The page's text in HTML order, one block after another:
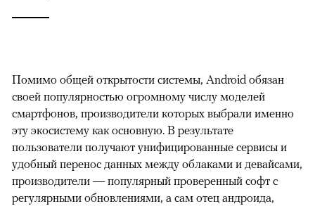
Помимо общей открытости системы, Android обязан
своей популярностью огромному числу моделей
смартфонов, производители которых выбрали именно
эту экосистему как основную. В результате
пользователи получают унифицированные сервисы и
удобный перенос данных между облаками и девайсами,
производители — популярный проверенный софт с
регулярными обновлениями, а сам отец андроида,